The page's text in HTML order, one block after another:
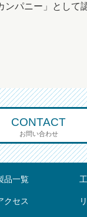
ンパニー」として
CONTACT
お問い合わせ
品一覧
クセス